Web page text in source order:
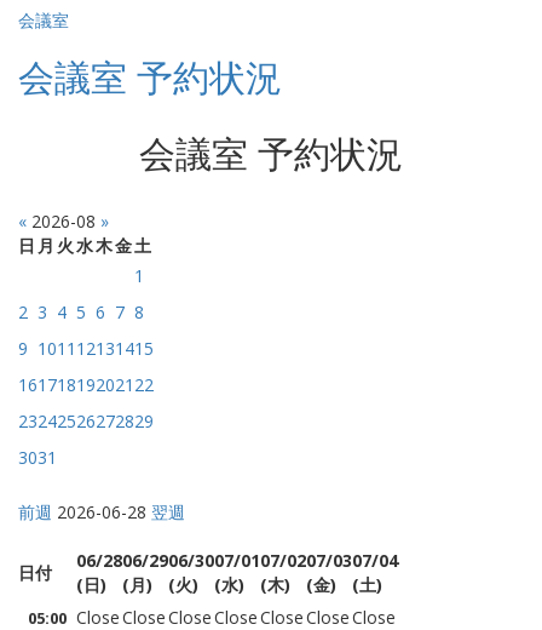
会議室
会議室 予約状況
会議室 予約状況
« 2026-08 »
日 月 火水木金土
1
2 3 4 5 6 7 8
9 1011 12131415
161718192021 22
23242526272829
3031
前週 2026-06-28 翌週
日付
06/28
(日)
06/29
(月)
06/30
(火)
07/01
(水)
07/02
(木)
07/03
(金)
07/04
(土)
05:00 CloseCloseCloseCloseCloseCloseClose